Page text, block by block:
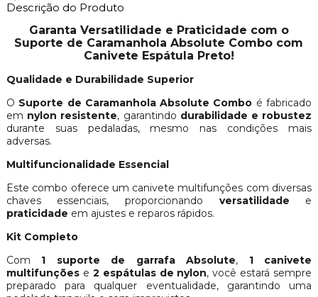
Descrição do Produto
Garanta Versatilidade e Praticidade com o
Suporte de Caramanhola Absolute Combo com
Canivete Espátula Preto!
Qualidade e Durabilidade Superior
O Suporte de Caramanhola Absolute Combo é fabricado
em nylon resistente, garantindo durabilidade e robustez
durante suas pedaladas, mesmo nas condições mais
adversas.
Multifuncionalidade Essencial
Este combo oferece um canivete multifunções com diversas
chaves essenciais, proporcionando versatilidade e
praticidade em ajustes e reparos rápidos.
Kit Completo
Com 1 suporte de garrafa Absolute, 1 canivete
multifunçõese 2 espátulas de nylon, você estará sempre
preparado para qualquer eventualidade, garantindo uma